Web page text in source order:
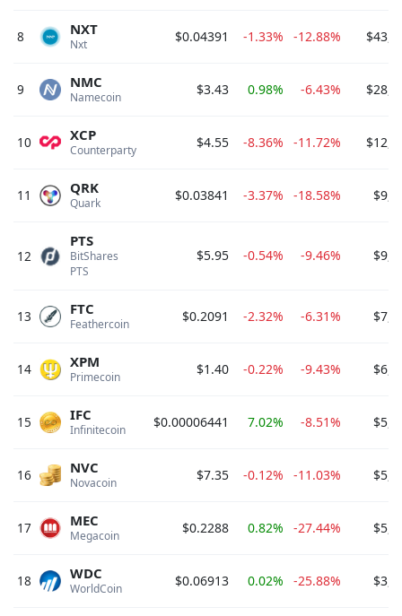
8 Nxt
NXT $0.04391 -1.33% -12.88%
9 Namecoin
NMC $3.43 0.98% -6.43%
10 Counterparty
XCP $4.55 -8.36% -11.72%
11 Quark
QRK $0.03841 -3.37% -18.58%
12
BitShares
PTS
PTS
$5.95 -0.54% -9.46%
13 Feathercoin
FTC $0.2091 -2.32% -6.31%
14 Primecoin
XPM $1.40 -0.22% -9.43%
15 Infinitecoin
IFC $0.00006441 7.02% -8.51%
16 Novacoin
NVC $7.35 -0.12% -11.03%
17 Megacoin
MEC $0.2288 0.82% -27.44%
18 WorldCoin
WDC $0.06913 0.02% -25.88%